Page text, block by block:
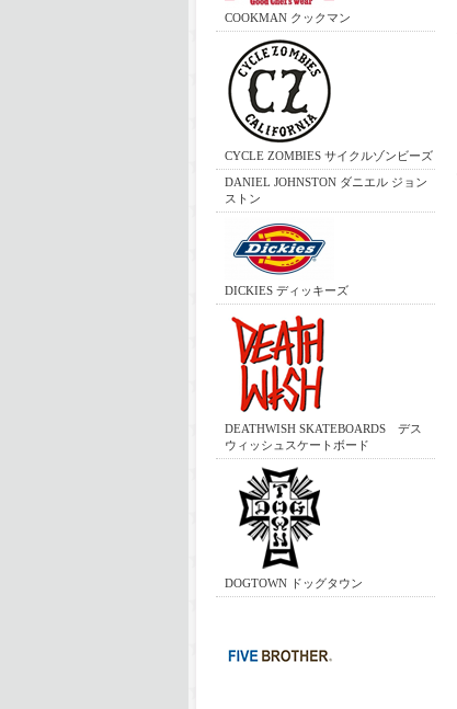
COOKMAN クックマン
CYCLE ZOMBIES サイクルゾンビーズ
DANIEL JOHNSTON ダニエル ジョン
ストン
DICKIES ディッキーズ
DEATHWISH SKATEBOARDS デス
ウィッシュスケートボード
DOGTOWN ドッグタウン